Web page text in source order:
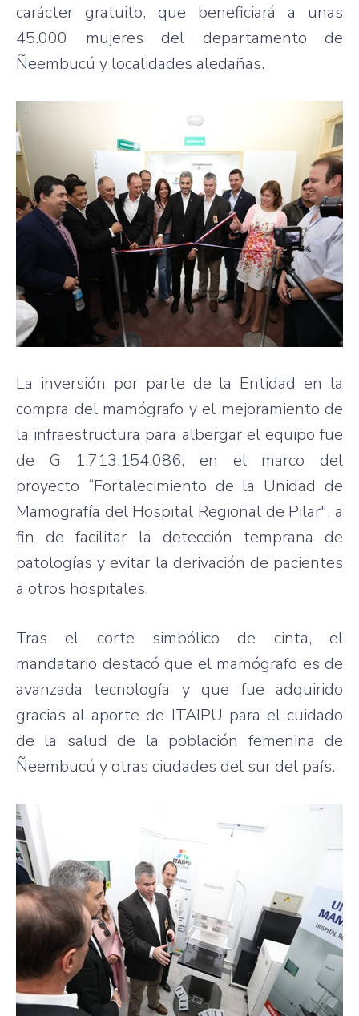
carácter gratuito, que beneficiará a unas
45.000 mujeres del departamento de
Ñeembucú y localidades aledañas.
La inversión por parte de la Entidad en la
compra del mamógrafo y el mejoramiento de
la infraestructura para albergar el equipo fue
de G 1.713.154.086, en el marco del
proyecto “Fortalecimiento de la Unidad de
Mamografía del Hospital Regional de Pilar", a
fin de facilitar la detección temprana de
patologías y evitar la derivación de pacientes
a otros hospitales.
Tras el corte simbólico de cinta, el
mandatario destacó que el mamógrafo es de
avanzada tecnología y que fue adquirido
gracias al aporte de ITAIPU para el cuidado
de la salud de la población femenina de
Ñeembucú y otras ciudades del sur del país.